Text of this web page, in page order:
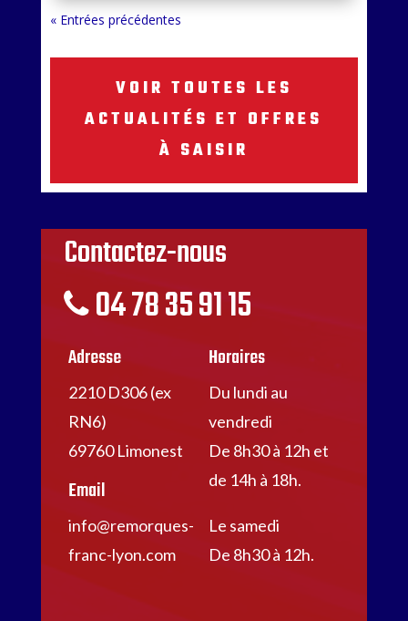
« Entrées précédentes
VOIR TOUTES LES
ACTUALITÉS ET OFFRES
À SAISIR
Contactez-nous
04 78 35 91 15
Adresse
2210 D306 (ex
RN6)
69760 Limonest
Email
info@remorques-
franc-lyon.com
Horaires
Du lundi au
vendredi
De 8h30 à 12h et
de 14h à 18h.
Le samedi
De 8h30 à 12h.